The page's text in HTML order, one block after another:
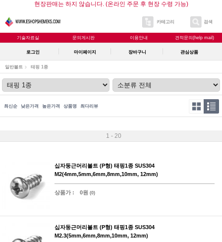
현장판매는 하지 않습니다. (온라인 주문 후 현장 수령 가능)
카테고리 검색
기술자료실 문의게시판 이용안내 견적문의(help mail)
로그인 마이페이지 장바구니 관심상품
일반볼트 태핑 1종
최신순 낮은가격 높은가격 상품명 최다리뷰
1 - 20
십자둥근머리볼트 (P형) 태핑1종 SUS304
M2(4mm,5mm,6mm,8mm,10mm, 12mm)
상품가 : 0원 (0)
십자둥근머리볼트 (P형) 태핑1종 SUS304
M2.3(5mm,6mm,8mm,10mm, 12mm)